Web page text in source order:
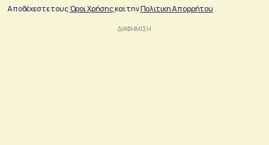
Αποδέχεστε τουςΌροι Χρήσηςκαι τηνΠολιτικη Απορρήτου